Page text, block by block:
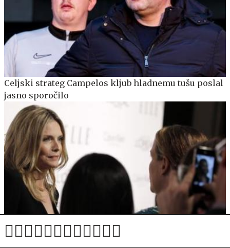
Celjski strateg Campelos kljub hladnemu tušu poslal
jasno sporočilo